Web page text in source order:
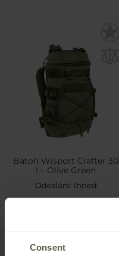
Consent
Batoh Wisport Crafter 30
l – Olive Green
Odeslání: Ihned